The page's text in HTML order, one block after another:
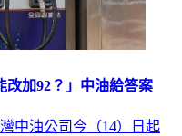
改加92？」中油給答案
中油公司今（14）日起